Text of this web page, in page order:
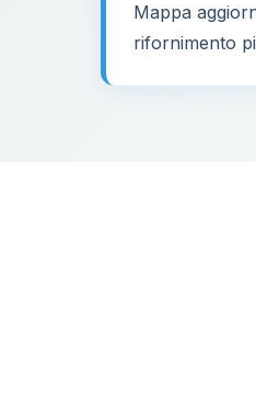
Mappa
rifornimento